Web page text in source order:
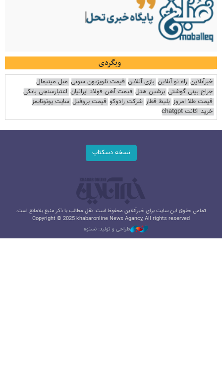
وبگردی
خبرآنلاین راه نو آنلاین بازی آنلاین قیمت تلویزیون سونی مبل مینیمال
جراح بینی گوشتی پرشین هتل قیمت آهن فولاد ایرانیان اعتبارسنجی بانکی
قیمت طلا امروز بلیط قطار شرکت رادوکو قیمت پروفیل سایت یوتوتایمز
خرید اکانت chatgpt
نسخه دسکتاپ
تمامی حقوق این سایت برای خبرآنلاین محفوظ است. نقل مطالب با ذکر منبع بلامانع است.
Copyright © 2025 khabaronline News Agancy, All rights reserved
طراحی و تولید: نستوه